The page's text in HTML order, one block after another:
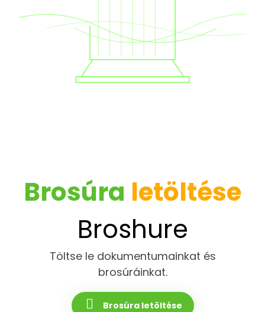
Brosúra letöltése
Broshure
Töltse le dokumentumainkat és
brosúráinkat.
Brosúra letöltése